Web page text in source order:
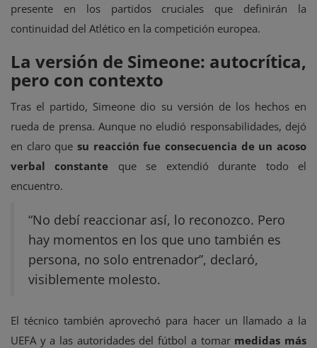
presente en los partidos cruciales que definirán la
continuidad del Atlético en la competición europea.
La versión de Simeone: autocrítica,
pero con contexto
Tras el partido, Simeone dio su versión de los hechos en
rueda de prensa. Aunque no eludió responsabilidades, dejó
en claro que su reacción fue consecuencia de un acoso
verbal constante que se extendió durante todo el
encuentro.
“No debí reaccionar así, lo reconozco. Pero
hay momentos en los que uno también es
persona, no solo entrenador”, declaró,
visiblemente molesto.
El técnico también aprovechó para hacer un llamado a la
UEFA y a las autoridades del fútbol a tomar medidas más